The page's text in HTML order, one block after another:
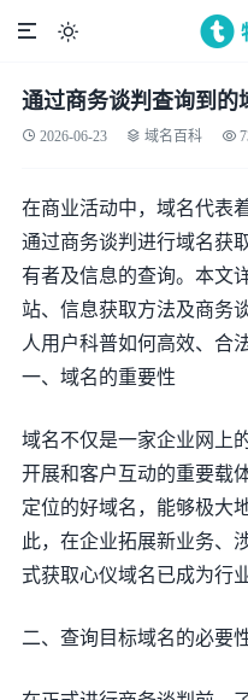

通过商务谈判查询到的
2026-06-23 域名百科
在商业活动中，域名代表
通过商务谈判进行域名获
有者及信息的查询。本文
站、信息获取方法及商务
人用户科普如何高效、合
一、域名的重要性
域名不仅是一家企业网上
开展和客户互动的重要载
定位的好域名，能够极大
此，在企业拓展新业务、
式获取心仪域名已成为行
二、查询目标域名的必要